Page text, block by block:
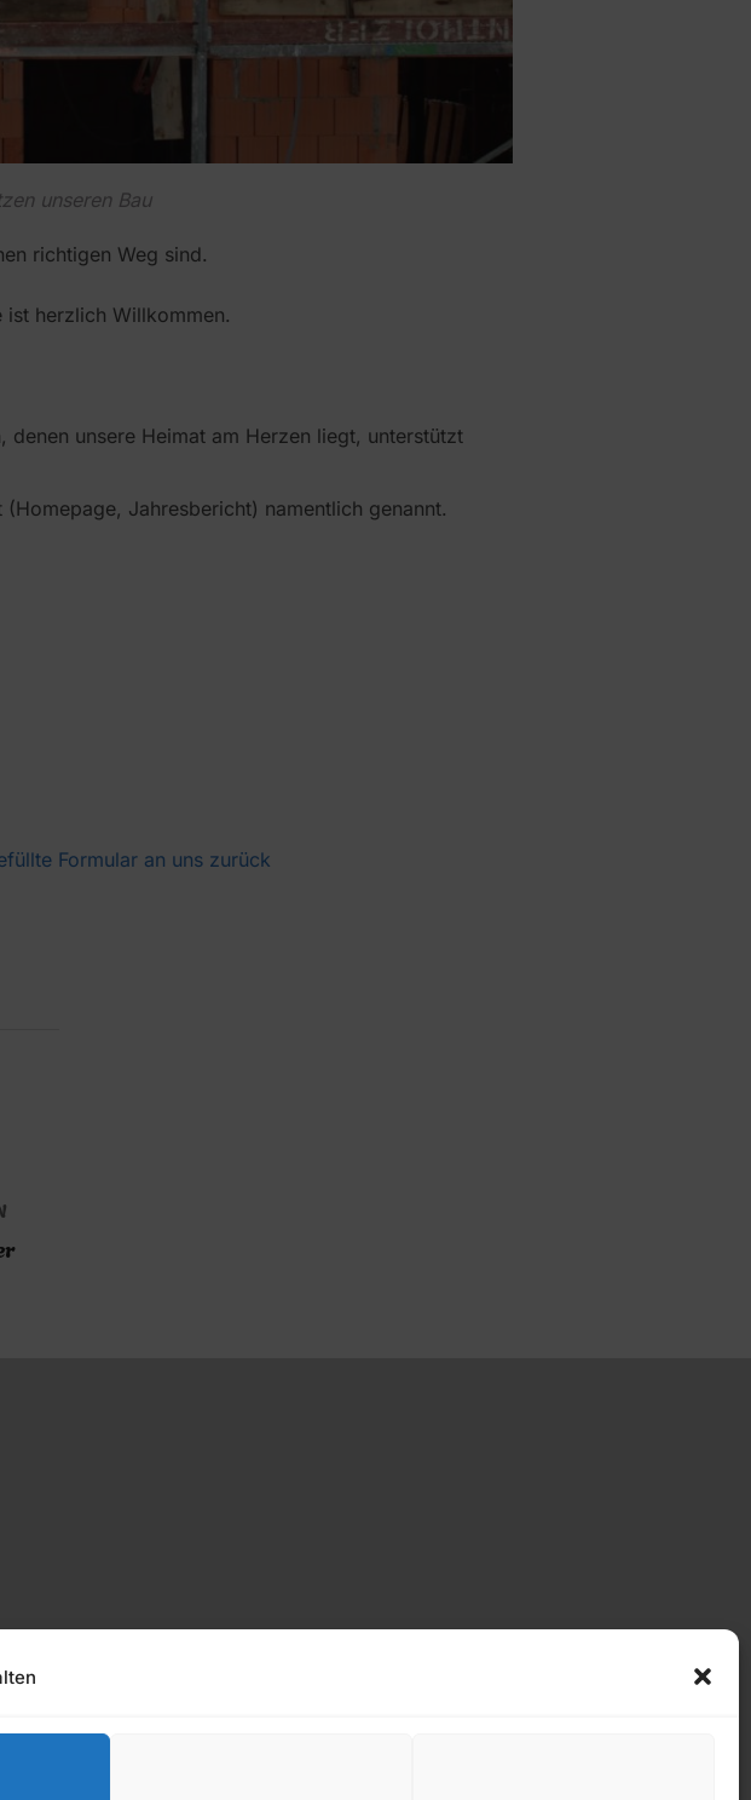
unseren Bau
richtigen Weg sind.
herzlich Willkommen.
unsere Heimat am Herzen liegt, unterstützt
Jahresbericht) namentlich genannt.
Formular an uns zurück